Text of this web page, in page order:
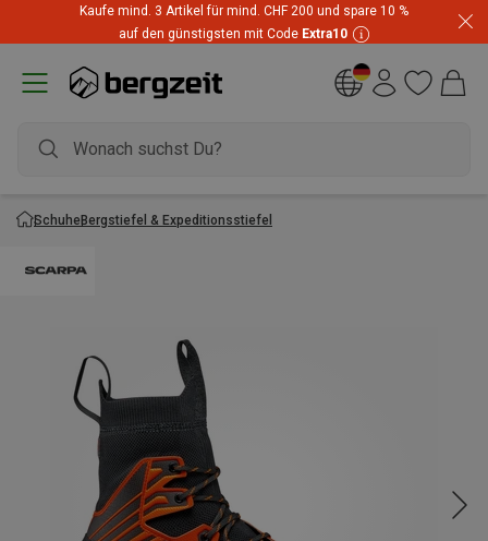
Kaufe mind. 3 Artikel für mind. CHF 200 und spare 10 %
auf den günstigsten mit Code Extra10
SchuheBergstiefel & Expeditionsstiefel